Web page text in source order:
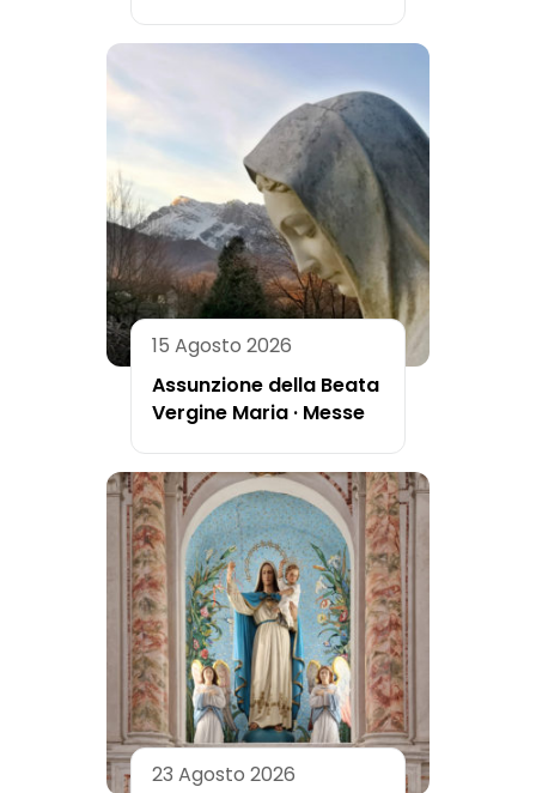
15 Agosto 2026
Assunzione della Beata
Vergine Maria · Messe
23 Agosto 2026